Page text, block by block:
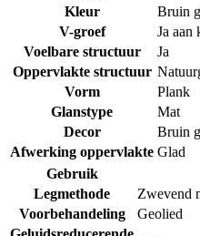
Kleur
Bruin
V-groef
Ja aan
Voelbare structuur
Ja
Oppervlakte structuur
Vorm
Plank
Glanstype
Mat
Decor
Bruin
Afwerking oppervlakte Glad
Gebruik
Legmethode
Zwevend
Voorbehandeling
Geolied